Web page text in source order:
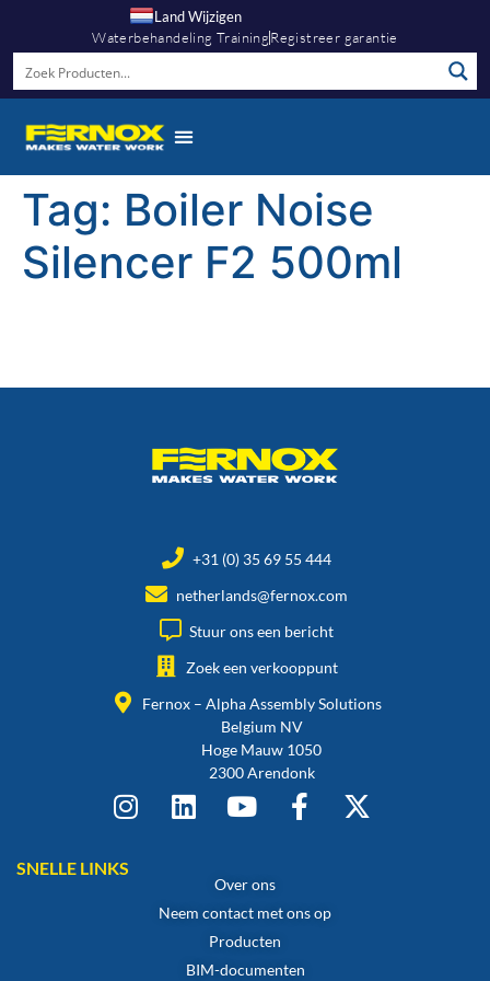
Land Wijzigen
Waterbehandeling TrainingRegistreer garantie
Tag: Boiler Noise
Silencer F2 500ml
+31 (0) 35 69 55 444
netherlands@fernox.com
Stuur ons een bericht
Zoek een verkooppunt
Fernox – Alpha Assembly Solutions
Belgium NV
Hoge Mauw 1050
2300 Arendonk
SNELLE LINKS
Over ons
Neem contact met ons op
Producten
BIM-documenten